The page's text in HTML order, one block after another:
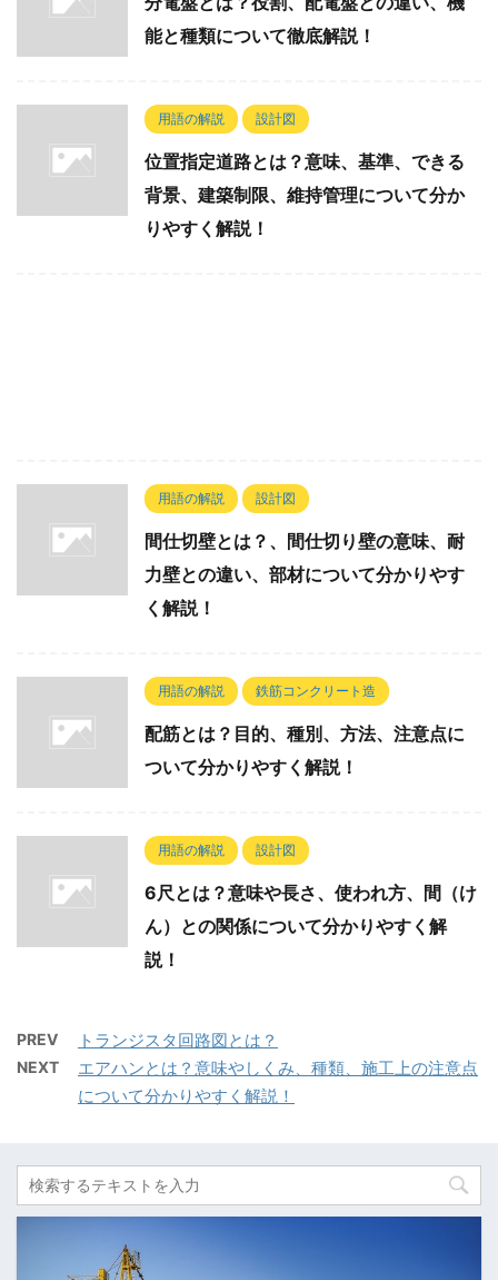
能と種類について徹底解説！
用語の解説 設計図
位置指定道路とは？意味、基準、できる
背景、建築制限、維持管理について分か
りやすく解説！
用語の解説 設計図
間仕切壁とは？、間仕切り壁の意味、耐
力壁との違い、部材について分かりやす
く解説！
用語の解説 鉄筋コンクリート造
配筋とは？目的、種別、方法、注意点に
ついて分かりやすく解説！
用語の解説 設計図
6尺とは？意味や長さ、使われ方、間（け
ん）との関係について分かりやすく解
説！
PREV トランジスタ回路図とは？
NEXT
エアハンとは？意味やしくみ、種類、施工上の注意点
について分かりやすく解説！